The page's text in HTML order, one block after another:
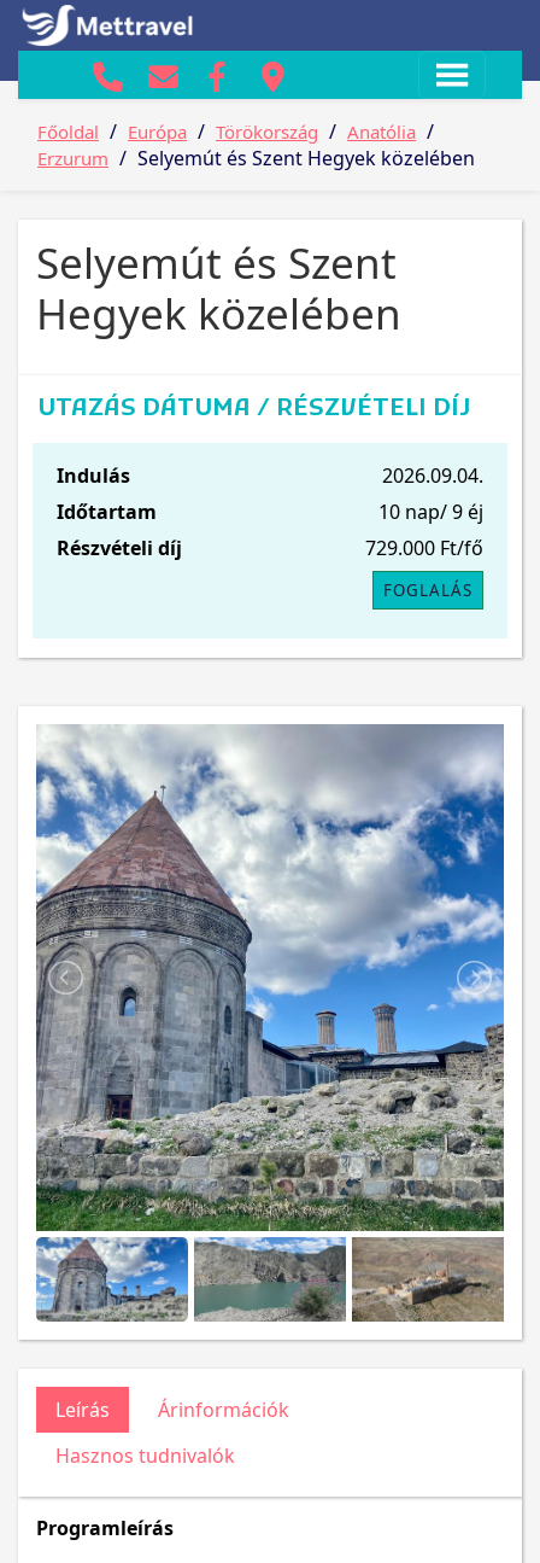
Főoldal / Európa / Törökország / Anatólia /
Erzurum / Selyemút és Szent Hegyek közelében
Selyemút és Szent
Hegyek közelében
UTAZÁS DÁTUMA / RÉSZVÉTELI DÍJ
Indulás
2026.09.04.
Időtartam
10 nap/ 9 éj
Részvételi díj
729.000 Ft/fő
FOGLALÁS
Leírás
Árinformációk
Hasznos tudnivalók
Programleírás